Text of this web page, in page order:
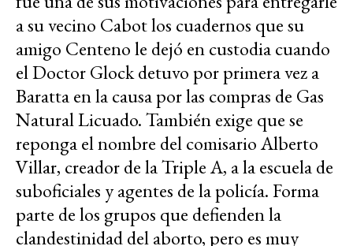
a su vecino Cabot los cuadernos que su
amigo Centeno le dejó en custodia cuando
el Doctor Glock detuvo por primera vez a
Baratta en la causa por las compras de Gas
Natural Licuado. También exige que se
reponga el nombre del comisario Alberto
Villar, creador de la Triple A, a la escuela de
suboficiales y agentes de la policía. Forma
parte de los grupos que defienden la
clandestinidad del aborto, pero es muy